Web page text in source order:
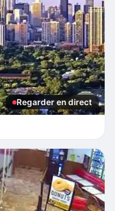
Regarder en direct